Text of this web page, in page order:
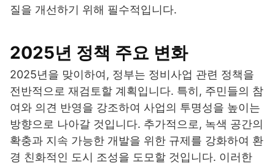
질을 개선하기 위해 필수적입니다.
2025년 정책 주요 변화
2025년을 맞이하여, 정부는 정비사업 관련 정책을
전반적으로 재검토할 계획입니다. 특히, 주민들의 참
여와 의견 반영을 강조하여 사업의 투명성을 높이는
방향으로 나아갈 것입니다. 추가적으로, 녹색 공간의
확충과 지속 가능한 개발을 위한 규제를 강화하여 환
경 친화적인 도시 조성을 도모할 것입니다. 이러한